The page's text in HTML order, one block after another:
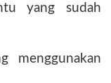
yang sudah
menggunakan